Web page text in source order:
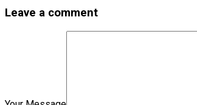
Leave a comment